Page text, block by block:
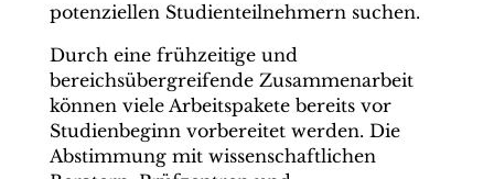
potenziellen Studienteilnehmern suchen.
Durch eine frühzeitige und
bereichsübergreifende Zusammenarbeit
können viele Arbeitspakete bereits vor
Studienbeginn vorbereitet werden. Die
Abstimmung mit wissenschaftlichen